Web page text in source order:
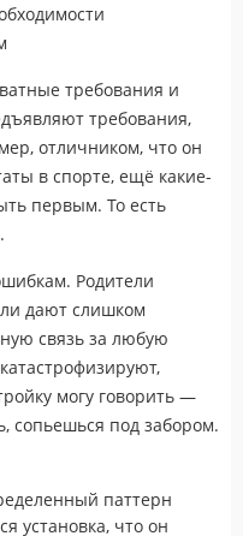
требования и
требования,
отличником, что он
в спорте, ещё какие-
первым. То есть
Родители
дают слишком
связь за любую
могу говорить —
сопьешься под забором.
паттерн
установка, что он